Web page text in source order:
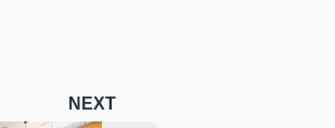
NEXT